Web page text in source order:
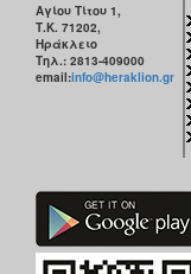
Αγίου Τίτου 1,
Τ.Κ. 71202,
Ηράκλειο
Τηλ.: 2813-409000
email:info@heraklion.gr